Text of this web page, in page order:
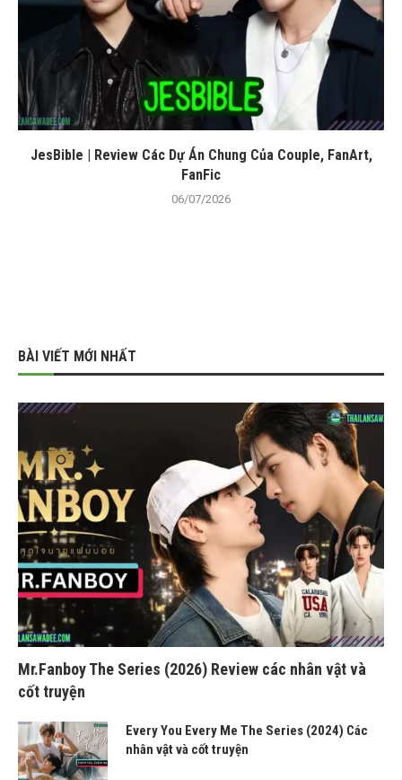
JesBible | Review Các Dự Án Chung Của Couple, FanArt,
FanFic
06/07/2026
BÀI VIẾT MỚI NHẤT
Mr.Fanboy The Series (2026) Review các nhân vật và
cốt truyện
Every You Every Me The Series (2024) Các
nhân vật và cốt truyện